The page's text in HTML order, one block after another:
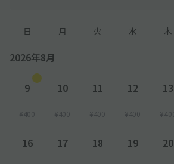
日 月 火 水 木
2026年8月
9
¥400
10
¥400
11
¥400
12
¥400
13
¥400
16 17 18 19 20